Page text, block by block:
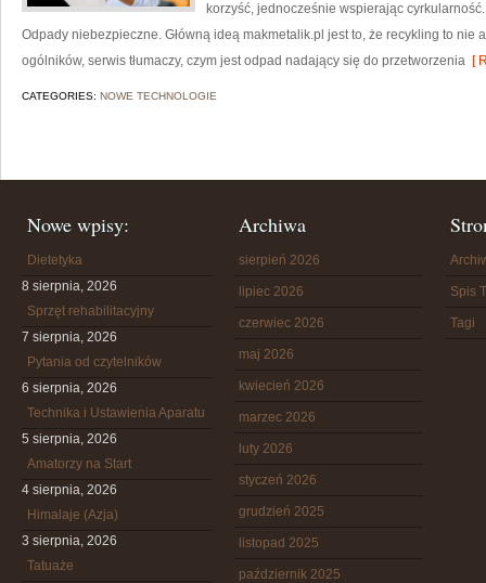
korzyść, jednocześnie wspierając
Odpady niebezpieczne. Główną ideą makmetalik.pl jest to, że recykling to nie
ogólników, serwis tłumaczy, czym jest odpad nadający się do przetworzenia [
CATEGORIES: NOWE TECHNOLOGIE
Nowe wpisy:
Dietetyka
8 sierpnia, 2026
Sprzęt rehabilitacyjny
7 sierpnia, 2026
Pytania od czytelników
6 sierpnia, 2026
Technika i Ustawienia Aparatu
5 sierpnia, 2026
Amatorzy na Start
4 sierpnia, 2026
Himalaje (Azja)
3 sierpnia, 2026
Tatuaże
Archiwa
sierpień 2026
lipiec 2026
czerwiec 2026
maj 2026
kwiecień 2026
marzec 2026
luty 2026
styczeń 2026
grudzień 2025
listopad 2025
październik 2025
Spis
Tagi